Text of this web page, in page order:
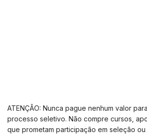
ATENÇÃO: Nunca pague nenhum valor
processo seletivo. Não compre cursos,
que prometam participação em seleção